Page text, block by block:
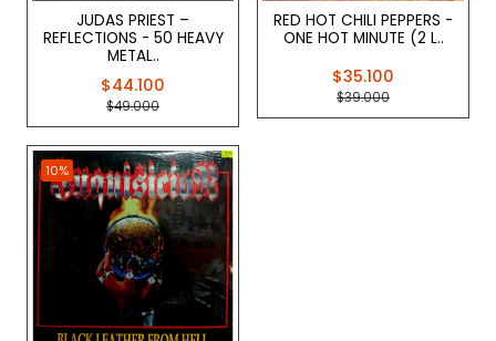
JUDAS PRIEST –
REFLECTIONS - 50 HEAVY
METAL..
$44.100
$49.000
RED HOT CHILI PEPPERS -
ONE HOT MINUTE (2 L..
$35.100
$39.000
10%